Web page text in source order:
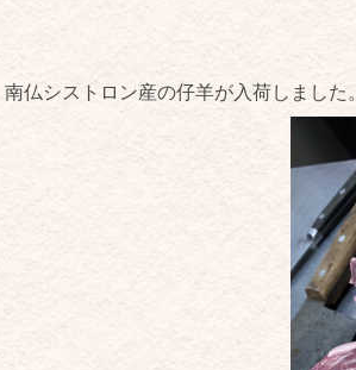
南仏シストロン産の仔羊が入荷しました。